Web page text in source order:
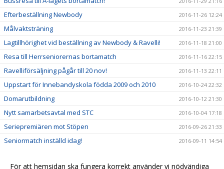
Efterbeställning Newbody 2016-11-26 12:24
Målvaktsträning 2016-11-23 21:39
Lagtillhörighet vid beställning av Newbody & Ravelli! 2016-11-18 21:00
Resa till Herrseniorernas bortamatch 2016-11-16 22:15
Ravelliförsäljning pågår till 20 nov! 2016-11-13 22:11
Uppstart för Innebandyskola födda 2009 och 2010 2016-10-24 22:32
Domarutbildning 2016-10-12 21:30
Nytt samarbetsavtal med STC 2016-10-04 17:18
Seriepremiären mot Stöpen 2016-09-26 21:33
Seniormatch inställd idag! 2016-09-11 14:54
För att hemsidan ska fungera korrekt använder vi nödvändiga